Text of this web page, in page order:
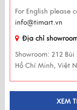
For English please
info@timart.vn
Địa chỉ
Showroom: 212 Bùi
Hồ Chí Minh, Việt
XEM